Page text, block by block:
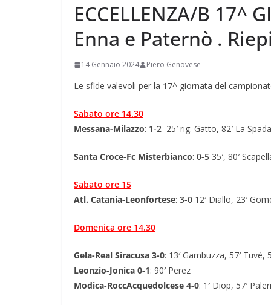
ECCELLENZA/B 17^
Enna e Paternò .
14 Gennaio 2024 Piero Genovese
Le sfide valevoli per la 17^ giornata del
Sabato ore 14.30
Messana-Milazzo: 1-2 25′ rig. Gatto, 82′ La
Santa Croce-Fc Misterbianco: 0-5 35′, 80′
Sabato ore 15
Atl. Catania-Leonfortese: 3-0 12′ Diallo, 23′
Domenica ore 14.30
Gela-Real Siracusa 3-0: 13′ Gambuzza, 57′ Tuvè,
Leonzio-Jonica 0-1: 90′ Perez
Modica-RoccAcquedolcese 4-0: 1′ Diop, 57′